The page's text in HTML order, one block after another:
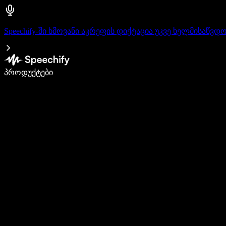
Speechify-ში ხმოვანი აკრეფის დიქტაცია უკვე
პროდუქტები
დაწერე 5-ჯერ სწრაფად ხმით კარნახით